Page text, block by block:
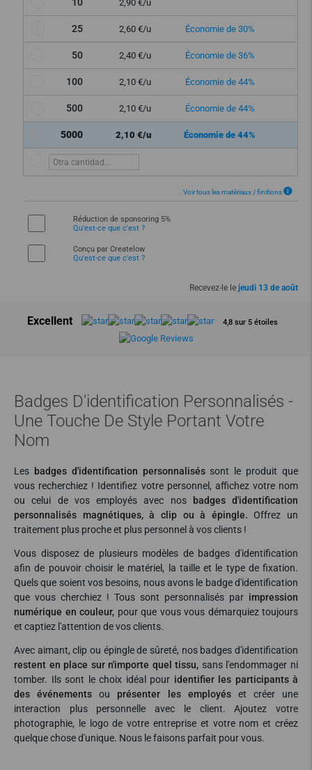
2,90 €/u
25 2,60 €/u Économie de 30%
50 2,40 €/u Économie de 36%
100 2,10 €/u Économie de 44%
500 2,10 €/u Économie de 44%
5000 2,10 €/u Économie de 44%
Voir tous les matériaux / finitions
Réduction de sponsoring 5%
Qu'est-ce que c'est ?
Conçu par Createlow
Qu'est-ce que c'est ?
Recevez-le le jeudi 13 de août
Excellent 4,8 sur 5 étoiles
Badges D'identification Personnalisés -
Une Touche De Style Portant Votre
Nom
Les badges d'identification personnaliséssont le produit que
vous recherchiez ! Identifiez votre personnel, affichez votre nom
ou celui de vos employés avec nos
badges d'identification
personnalisés magnétiques, à clip ou à épingle. Offrez un
traitement plus proche et plus personnel à vos clients !
Vous disposez de plusieurs modèles de badges d'identification
afin de pouvoir choisir le matériel, la taille et le type de fixation.
Quels que soient vos besoins, nous avons le badge d'identification
que vous cherchiez ! Tous sont personnalisés par impression
numérique en couleur, pour que vous vous démarquiez toujours
et captiez l'attention de vos clients.
Avec aimant, clip ou épingle de sûreté, nos badges d'identification
restent en place sur n'importe quel tissu, sans l'endommager ni
tomber. Ils sont le choix idéal pour identifier les participants à
des événements ou présenter les employéset créer une
interaction plus personnelle avec le client. Ajoutez votre
photographie, le logo de votre entreprise et votre nom et créez
quelque chose d'unique. Nous le faisons parfait pour vous.